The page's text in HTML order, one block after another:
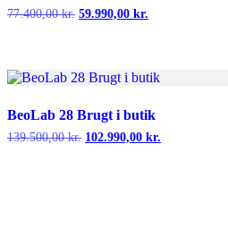
77.400,00kr. Den
77.400,00 kr..
59.990,00 kr.
59.990,00 kr..
BeoLab 28 Brugt i butik
139.500,00kr. Den
102.990,00 kr.